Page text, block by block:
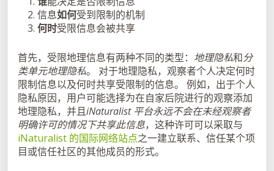
信息如何受到限制的机制
何时受限信息会被共享
首先，受限地理信息有两种不同的类型： 地理隐私和分
类单元地理隐私。 对于地理隐私，观察者个人决定何时
限制信息以及何时共享受限制的信息。 例如，出于个人
隐私原因，用户可能选择为在自家后院进行的观察添加
地理隐私，并且iNaturalist 平台永远不会在未经观察者
明确许可的情况下共享此信息，这种许可可以采取与
iNaturalist 的国际网络站点之一建立联系、信任某个项
目或信任社区的其他成员的形式。